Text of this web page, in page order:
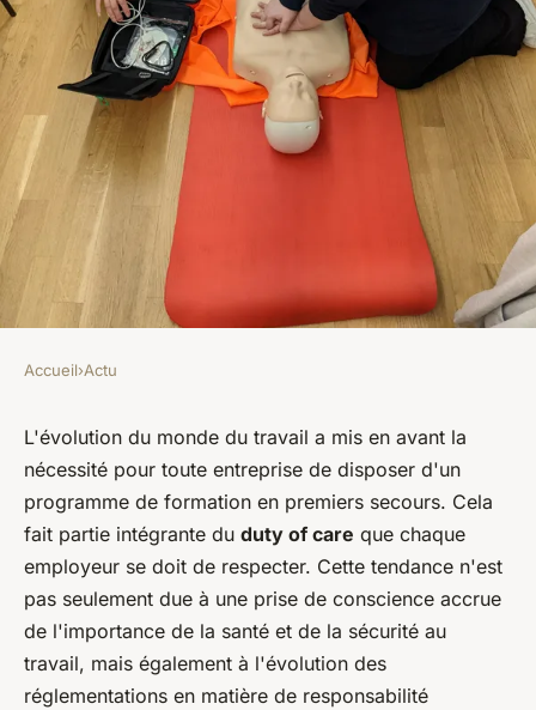
Comment mettre en place un
programme de formation en
premiers secours dans votre
entreprise?
6 min de lecture
Accueil›Actu
L'évolution du monde du travail a mis en avant la
nécessité pour toute entreprise de disposer d'un
programme de formation en premiers secours. Cela
fait partie intégrante du duty of care que chaque
employeur se doit de respecter. Cette tendance n'est
pas seulement due à une prise de conscience accrue
de l'importance de la santé et de la sécurité au
travail, mais également à l'évolution des
réglementations en matière de responsabilité